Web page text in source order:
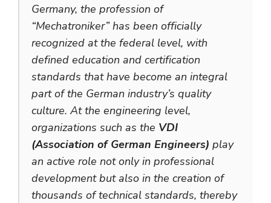
Germany, the profession of
“Mechatroniker” has been officially
recognized at the federal level, with
defined education and certification
standards that have become an integral
part of the German industry’s quality
culture. At the engineering level,
organizations such as the VDI
(Association of German Engineers) play
an active role not only in professional
development but also in the creation of
thousands of technical standards, thereby